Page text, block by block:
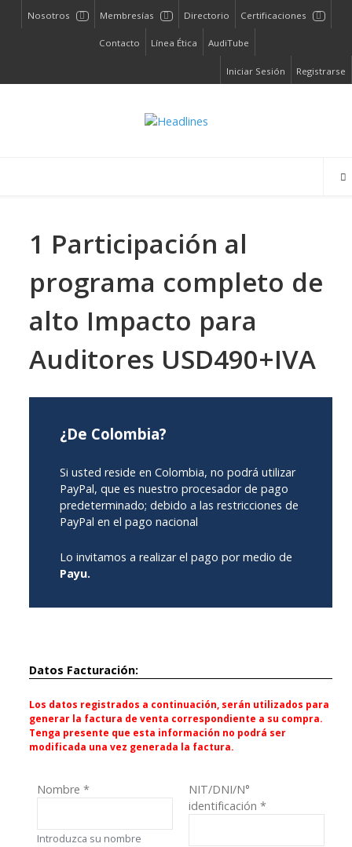
Nosotros Membresías Directorio Certificaciones
Contacto Línea Ética AudiTube
Iniciar Sesión Registrarse
1 Participación al
programa completo de
alto Impacto para
Auditores USD490+IVA
¿De Colombia?
Si usted reside en Colombia, no podrá utilizar
PayPal, que es nuestro procesador de pago
predeterminado; debido a las restricciones de
PayPal en el pago nacional
Lo invitamos a realizar el pago por medio de
Payu.
Datos Facturación:
Los datos registrados a continuación, serán utilizados para
generar la factura de venta correspondiente a su compra.
Tenga presente que esta información no podrá ser
modificada una vez generada la factura.
Nombre *
Introduzca su nombre
NIT/DNI/N°
identificación *